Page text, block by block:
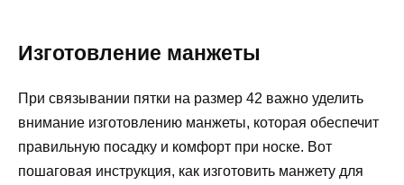
Изготовление манжеты
При связывании пятки на размер 42 важно уделить
внимание изготовлению манжеты, которая обеспечит
правильную посадку и комфорт при носке. Вот
пошаговая инструкция, как изготовить манжету для